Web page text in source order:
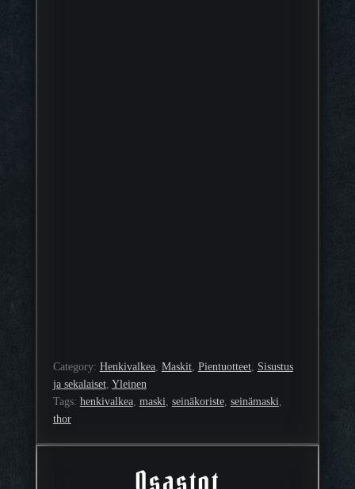
Osastot
Category: Henkivalkea, Maskit, Pientuotteet, Sisustus
ja sekalaiset, Yleinen
Tags: henkivalkea, maski seinäkoriste, seinämaski
thor